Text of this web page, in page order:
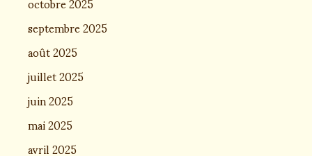
septembre 2025
août 2025
juillet 2025
juin 2025
mai 2025
avril 2025